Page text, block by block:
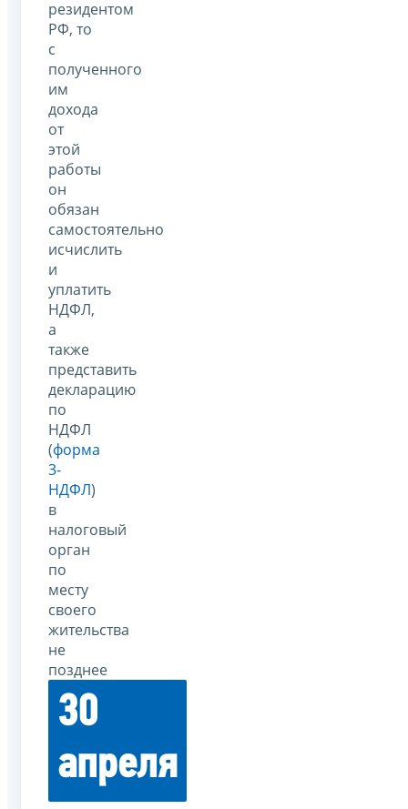
резидентом
РФ, то
с
полученного
им
дохода
от
этой
работы
он
обязан
самостоятельно
исчислить
и
уплатить
НДФЛ,
а
также
представить
декларацию
по
НДФЛ
(форма
3-
НДФЛ)
в
налоговый
орган
по
месту
своего
жительства
не
позднее
30
апреля